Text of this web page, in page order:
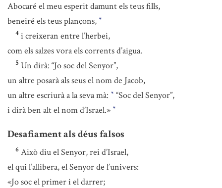
Abocaré el meu esperit damunt els teus fills,
beneiré els teus plançons, *
4 i creixeran entre l’herbei,
com els salzes vora els corrents d’aigua.
5 Un dirà: “Jo soc del Senyor”,
un altre posarà als seus el nom de Jacob,
un altre escriurà a la seva mà: * “Soc del Senyor”,
i dirà ben alt el nom d’Israel.» *
Desafiament als déus falsos
6 Això diu el Senyor, rei d’Israel,
el qui l’allibera, el Senyor de l’univers:
«Jo soc el primer i el darrer;